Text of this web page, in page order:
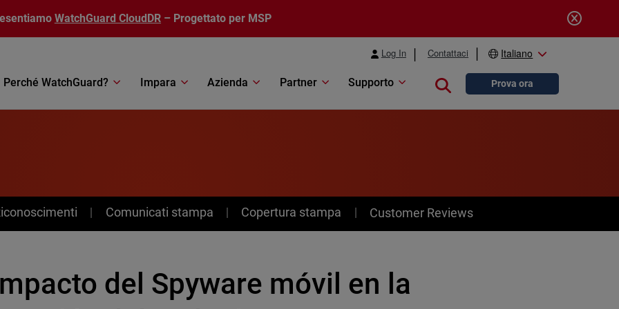
WatchGuard CloudDR – Progettato per MSP
Log In Contattaci Italiano
Perché WatchGuard? Impara Azienda Partner Supporto Close searchProva ora
Comunicati stampa Copertura stampa Customer Reviews
del Spyware móvil en la